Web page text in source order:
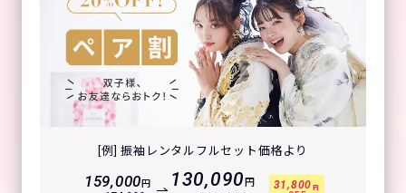
[例] 振袖レンタルフルセット価格より
159,000円 130,090 円 31,800 円